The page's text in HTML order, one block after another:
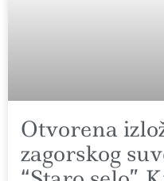
Otvorena
zagorskog